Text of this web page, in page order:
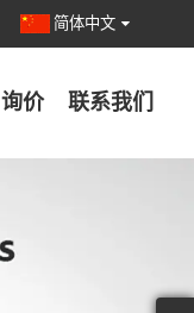
简体中文
询价 联系我们